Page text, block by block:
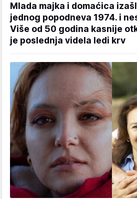
Mlada majka i domaćica
jednog popodneva 1974. i
Više od 50 godina kasnije
je poslednja videla ledi krv